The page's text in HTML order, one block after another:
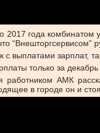
2017 года
“Внешторгсервисом”
выплатами зарплат,
только за
работником АМК
в городе он и